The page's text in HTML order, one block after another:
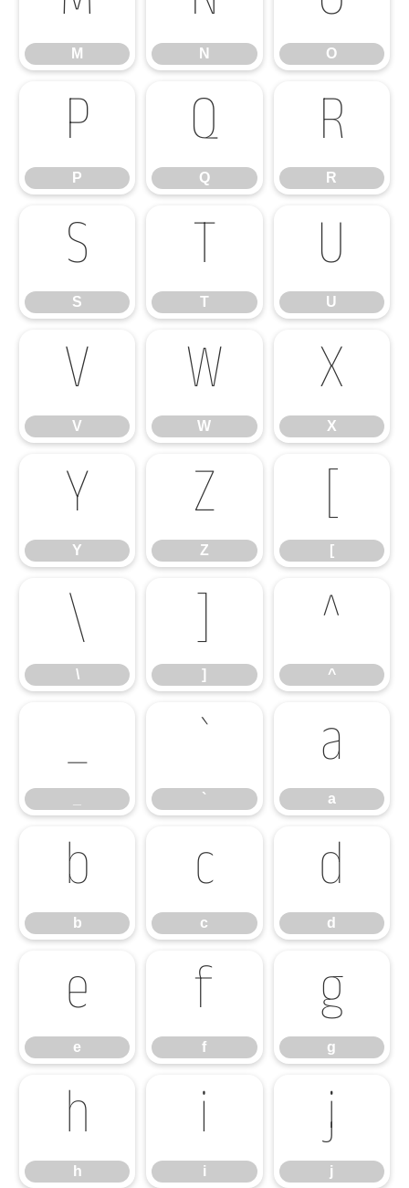
M N O
P
P Q
Q R
R
S
S T
T U
U
V
V W
W X
X
Y
Y Z
Z [
[
\
\ ]
] ^
^
_ `
` a
a
b
b c
c d
d
e
e f
f g
g
h
h ii jj